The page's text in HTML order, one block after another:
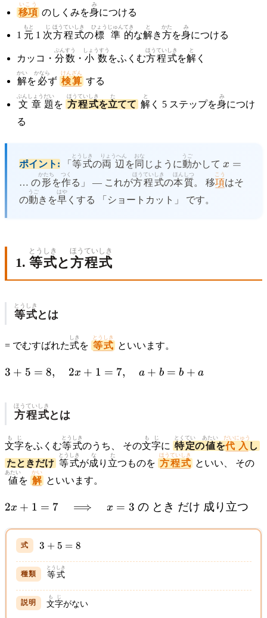
移項
いこう
のしくみを身
み
につける
1 元
もと
1 次
じ
方程式
ほうていしき
の標準
ひょうじゅん
的
てき
な解
と
き方
かた
を身
み
につける
カッコ・ 分数
ぶんすう
・ 小数
しょうすう
をふくむ方程式
ほうていしき
を解
と
く
解
かい
を 必
かなら
ず 検算
けんざん
する
文章
ぶんしょう
題
だい
を 方程式
ほうていしき
を立
た
てて 解
と
く 5 ステップを身
み
につけ
る
ポイント: 「 等式
とうしき
の両辺
りょうへん
を 同
おな
じように動
うご
かして x
=
x =
… の形
かたち
を作
つく
る」 — これが方程式
ほうていしき
の本質
ほんしつ
。 移項
こう
はそ
の動
うご
きを早
はや
くする 「ショートカット」 です。
1. 等式
とうしき
と方程式
ほうていしき
等式
とうしき
とは
= でむすばれた式
しき
を 等式
とうしき
といいます。
3 + 5
2x +
1 = 7,
\quad
a + b
= b +
a
3 + 5 = 8, 2x + 1 = 7, a + b = b + a
方程式
ほうていしき
とは
文字
もじ
をふくむ等式
とうしき
のうち、 その文字
もじ
に 特定
とくてい
の値
あたい
を代入
だいにゅう
し
たときだけ 等式
とうしき
が成
な
り 立
た
つものを 方程式
ほうていしき
といい、 その
値
あたい
を 解
かい
といいます。
2x + 1 = 7
\Longrightarrow
\quad x = 3
\text{ の とき
だけ 成り立つ}
2x + 1 = 7 ⟹ x = 3 の とき だけ 成り立つ
3
5
=
8
3 + 5 = 8
等式
とうしき
文字
もじ
がない